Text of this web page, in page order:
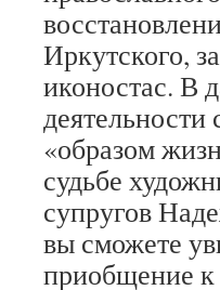
Иркутского,
иконостас. В
«образом
судьбе
супругов
вы сможете
приобщение к